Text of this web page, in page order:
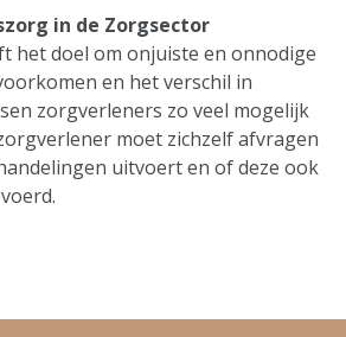
in de Zorgsector
het doel om onjuiste en onnodige
en het verschil in
zorgverleners zo veel mogelijk
moet zichzelf afvragen
uitvoert en of deze ook